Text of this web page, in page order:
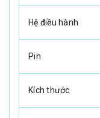
Hệ điều hành
Pin
Kích thước